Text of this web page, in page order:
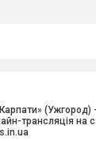
(Ужгород)
трансляція на